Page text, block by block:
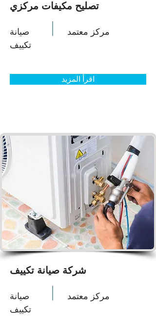
تصليح مكيفات مركزي
صيانة
تكييف
مركز معتمد
اقرأ المزيد
شركة صيانة تكييف
صيانة
تكييف
مركز معتمد